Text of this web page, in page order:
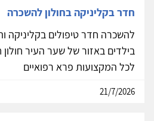
חדר בקליניקה בחולון להשכרה
להשכרה חדר טיפולים בקליניקה
בילדים באזור של שער העיר
לכל המקצועות פרא רפואיים
21/7/2026